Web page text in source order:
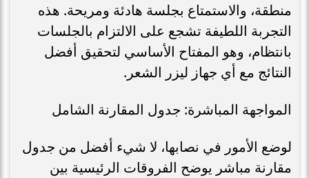
منطقة، والاستمتاع بجلسة هادئة ومريحة. هذه
التجربة اللطيفة تشجع على الالتزام بالجلسات
بانتظام، وهو المفتاح الأساسي لتحقيق أفضل
النتائج مع أي جهاز ليزر الشعر.
المواجهة المباشرة: جدول المقارنة الشامل
لوضع الأمور في نصابها، لا شيء أفضل من جدول
مقارنة مباشر يوضح الفروقات الرئيسية بين